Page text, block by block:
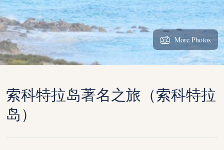
More Photos
索科特拉岛著名之旅（索科特拉
岛）